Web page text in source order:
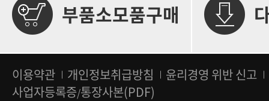
부품소모품구매
이용약관 개인정보취급방침
윤리경영 위반 신고
사업자등록증/통장사본(PDF)